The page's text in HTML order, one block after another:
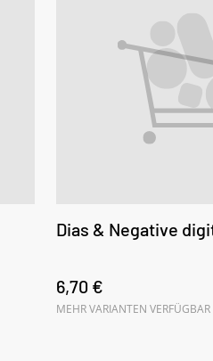
Dias & Negative
6,70 €
MEHR VARIANTEN VERFÜGBAR